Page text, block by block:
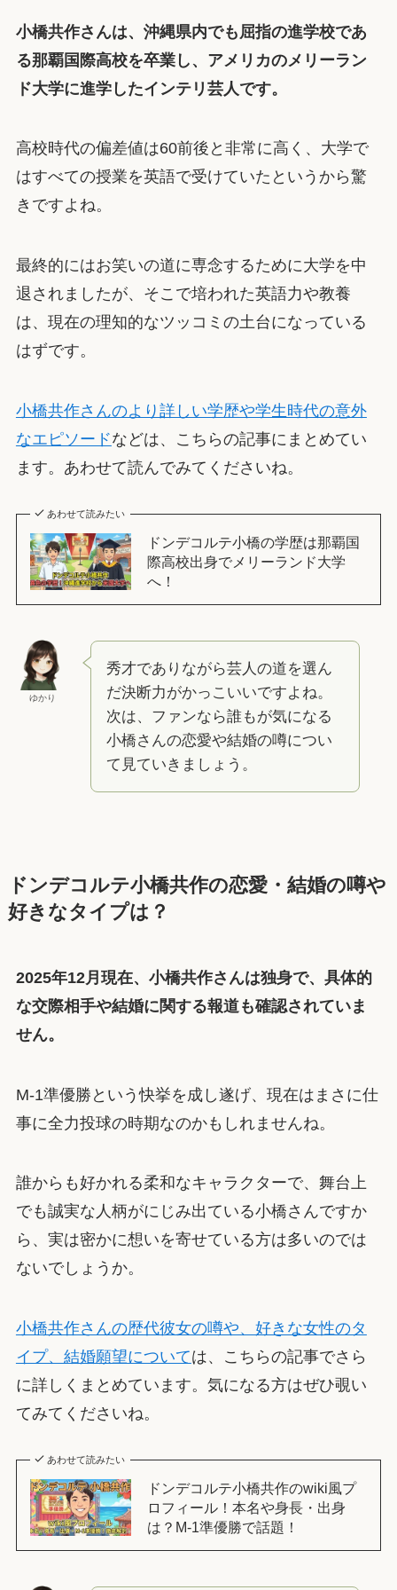
小橋共作さんは、沖縄県内でも屈指の進学校であ
る那覇国際高校を卒業し、アメリカのメリーラン
ド大学に進学したインテリ芸人です。
高校時代の偏差値は60前後と非常に高く、大学で
はすべての授業を英語で受けていたというから驚
きですよね。
最終的にはお笑いの道に専念するために大学を中
退されましたが、そこで培われた英語力や教養
は、現在の理知的なツッコミの土台になっている
はずです。
小橋共作さんのより詳しい学歴や学生時代の意外
なエピソードなどは、こちらの記事にまとめてい
ます。あわせて読んでみてくださいね。
あわせて読みたい
ドンデコルテ小橋の学歴は那覇国
際高校出身でメリーランド大学
へ！
ゆかり
秀才でありながら芸人の道を選ん
だ決断力がかっこいいですよね。
次は、ファンなら誰もが気になる
小橋さんの恋愛や結婚の噂につい
て見ていきましょう。
ドンデコルテ小橋共作の恋愛・結婚の噂や
好きなタイプは？
2025年12月現在、小橋共作さんは独身で、具体的
な交際相手や結婚に関する報道も確認されていま
せん。
M-1準優勝という快挙を成し遂げ、現在はまさに仕
事に全力投球の時期なのかもしれませんね。
誰からも好かれる柔和なキャラクターで、舞台上
でも誠実な人柄がにじみ出ている小橋さんですか
ら、実は密かに想いを寄せている方は多いのでは
ないでしょうか。
小橋共作さんの歴代彼女の噂や、好きな女性のタ
イプ、結婚願望については、こちらの記事でさら
に詳しくまとめています。気になる方はぜひ覗い
てみてくださいね。
あわせて読みたい
ドンデコルテ小橋共作のwiki風プ
ロフィール！本名や身長・出身
は？M-1準優勝で話題！